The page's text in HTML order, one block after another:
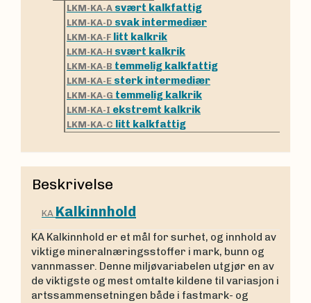
LKM-KA-A svært kalkfattig
LKM-KA-D svak intermediær
LKM-KA-F litt kalkrik
LKM-KA-H svært kalkrik
LKM-KA-B temmelig kalkfattig
LKM-KA-E sterk intermediær
LKM-KA-G temmelig kalkrik
LKM-KA-I ekstremt kalkrik
LKM-KA-C litt kalkfattig
Beskrivelse
KA Kalkinnhold
KA Kalkinnhold er et mål for surhet, og innhold av
viktige mineralnæringsstoffer i mark, bunn og
vannmasser. Denne miljøvariabelen utgjør en av
de viktigste og mest omtalte kildene til variasjon i
artssammensetningen både i fastmark- og